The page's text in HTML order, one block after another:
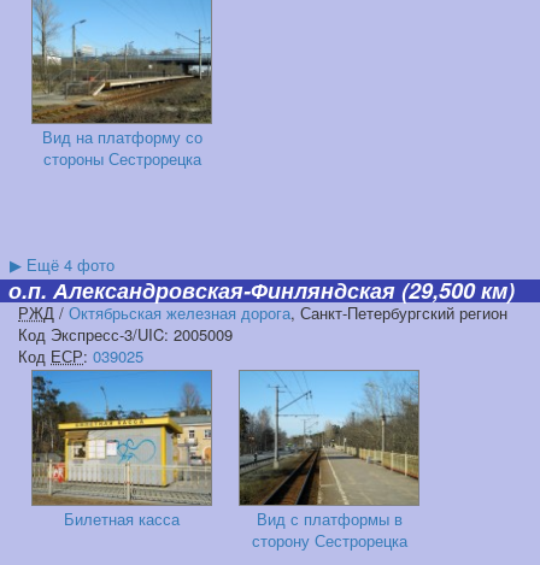
Вид на платформу со
стороны Сестрорецка
▶ Ещё 4 фото
о.п. Александровская-Финляндская(29,500 км)
РЖД / Октябрьская железная дорога, Санкт-Петербургский регион
Код Экспресс-3/UIC: 2005009
Код ЕСР: 039025
Билетная касса
Вид с платформы в
сторону Сестрорецка